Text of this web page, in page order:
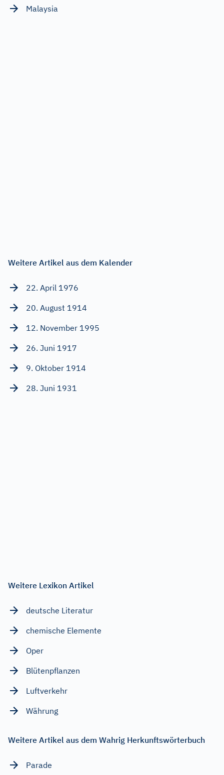
Malaysia
Weitere Artikel aus dem Kalender
22. April 1976
20. August 1914
12. November 1995
26. Juni 1917
9. Oktober 1914
28. Juni 1931
Weitere Lexikon Artikel
deutsche Literatur
chemische Elemente
Oper
Blütenpflanzen
Luftverkehr
Währung
Weitere Artikel aus dem Wahrig Herkunftswörterbuch
Parade